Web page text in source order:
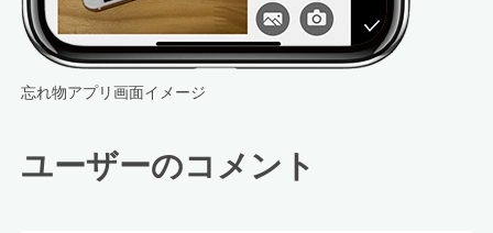
忘れ物アプリ画面イメージ
ユーザーのコメント